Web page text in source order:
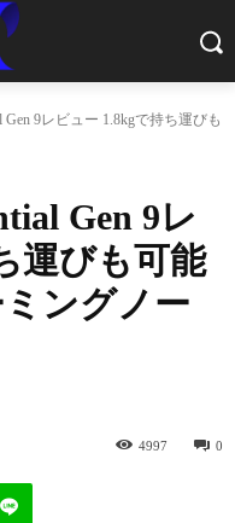
Gen 9レビュー 1.8kgで持ち運びも
Gen 9レ
運びも可能
ングノー
0
4997